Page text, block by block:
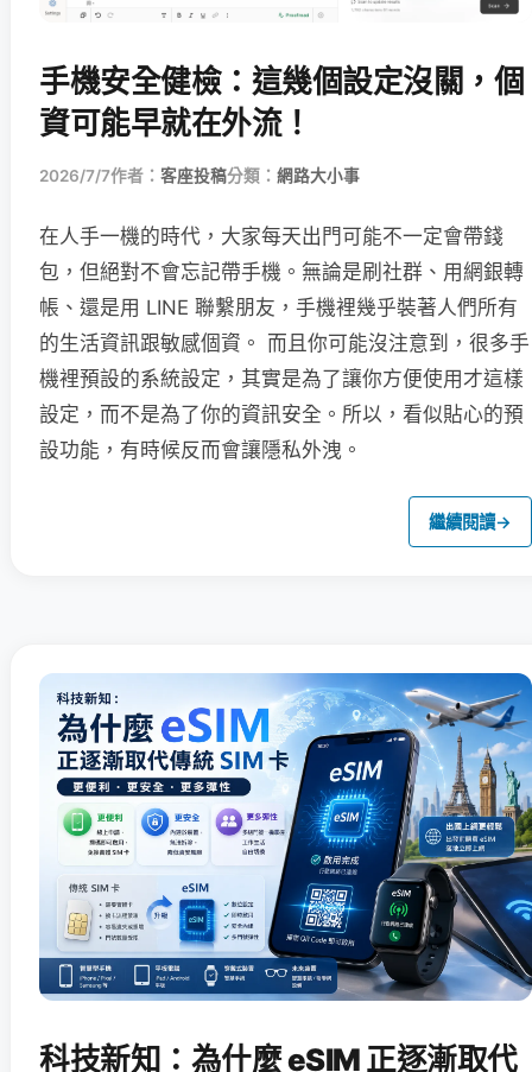
手機安全健檢：這幾個設定沒關，個
資可能早就在外流！
2026/7/7作者： 客座投稿分類： 網路大小事
在人手一機的時代，大家每天出門可能不一定會帶錢
包，但絕對不會忘記帶手機。無論是刷社群、用網銀轉
帳、還是用 LINE 聯繫朋友，手機裡幾乎裝著人們所有
的生活資訊跟敏感個資。 而且你可能沒注意到，很多手
機裡預設的系統設定，其實是為了讓你方便使用才這樣
設定，而不是為了你的資訊安全。所以，看似貼心的預
設功能，有時候反而會讓隱私外洩。
繼續閱讀→
科技新知：為什麼 eSIM 正逐漸取代